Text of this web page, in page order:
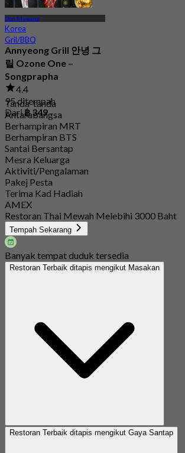
Don Mueang
Korea
Gril/BBQ
Annyeong Grill 안녕 그
릴 Ozone One –
Songprapha
4.4
95 ditempah
Dari฿ 349
Tanda-tanda
Antarabangsa
Berhampiran MRT
Berhampiran BTS
Santai Bersantap
Mesra Keluarga
Aktiviti/Pengalaman
Pakej Pesta
Terima Kad Hadiah
AMEX
Restoran Thai Mewah Melebihi 3000 Baht
Tempah Sekarang
Banyak tempat duduk tersedia
Restoran Terbaik ditapis mengikut Masakan
Restoran Terbaik ditapis mengikut Gaya Santap